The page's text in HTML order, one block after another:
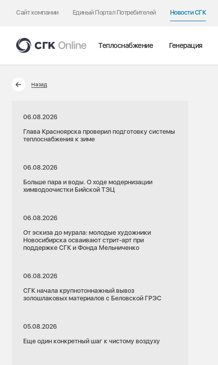
Сайт компании Единый Портал Потребителей Новости СГК
Теплоснабжение Генерация
Назад
06.08.2026
Глава Красноярска проверил подготовку системы
теплоснабжения к зиме
06.08.2026
Больше пара и воды. О ходе модернизации
химводоочистки Бийской ТЭЦ
06.08.2026
От эскиза до мурала: молодые художники
Новосибирска осваивают стрит-арт при
поддержке СГК и Фонда Мельниченко
06.08.2026
СГК начала крупнотоннажный вывоз
золошлаковых материалов с Беловской ГРЭС
05.08.2026
Еще один конкретный шаг к чистому воздуху